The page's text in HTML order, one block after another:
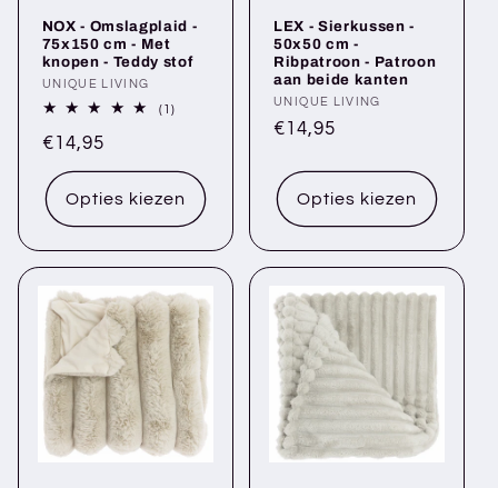
NOX - Omslagplaid -
75x150 cm - Met
knopen - Teddy stof
Verkoper:
UNIQUE LIVING
(1)1
Normale
prijs
€14,95
Opties kiezen
LEX - Sierkussen -
50x50 cm -
Ribpatroon - Patroon
aan beide kanten
Verkoper:
UNIQUE LIVING
Normale
€14,95
Opties kiezen